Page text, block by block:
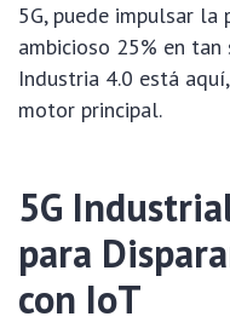
5G, puede impulsar
ambicioso 25% en
Industria 4.0 está
motor principal.
5G
para
con IoT